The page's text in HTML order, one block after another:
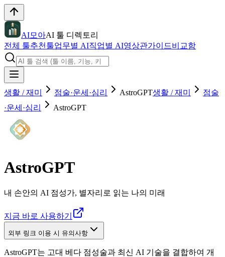
AI모아AI 툴 디렉토리
전체 툴추천툴업무별 AI직업별 AI영상관가이드비교함
생활 / 재미 점술·운세·심리 AstroGPT생활 / 재미
점술
·운세·심리
AstroGPT
AstroGPT
내 손안의 AI 점성가, 별자리로 읽는 나의 미래
지금 바로 사용하기
외부 링크 이용 시 유의사항
AstroGPT는 고대 베다 점성술과 최신 AI 기술을 결합하여 개